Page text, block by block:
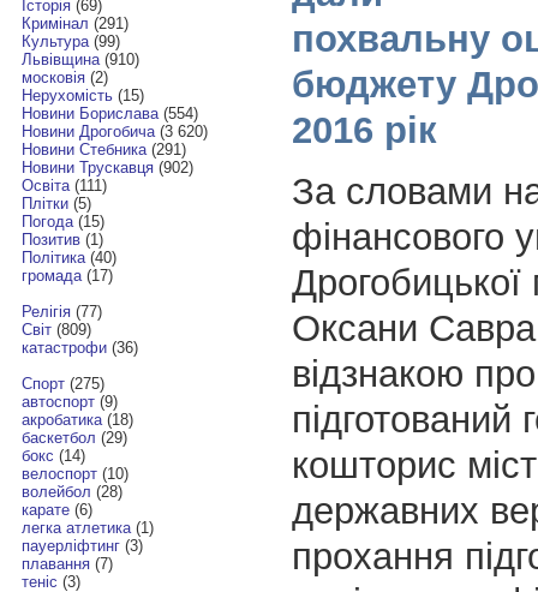
Історія(69)
Кримінал (291)
Культура(99)
Львівщина(910)
московія(2)
Нерухомість(15)
Новини Борислава(554)
Новини Дрогобича(3 620)
Новини Стебника(291)
Новини Трускавця(902)
Освіта(111)
Плітки(5)
Погода(15)
Позитив(1)
Політика(40)
громада(17)
Релігія(77)
Світ(809)
катастрофи(36)
Спорт(275)
автоспорт(9)
акробатика(18)
баскетбол (29)
бокс (14)
велоспорт(10)
волейбол (28)
карате(6)
легка атлетика(1)
пауерліфтинг(3)
плавання(7)
теніс (3)
похвальну
бюджету
2016 рік
За словами
фінансового
Дрогобицької
Оксани
відзнакою
підготований
кошторис
державних
прохання